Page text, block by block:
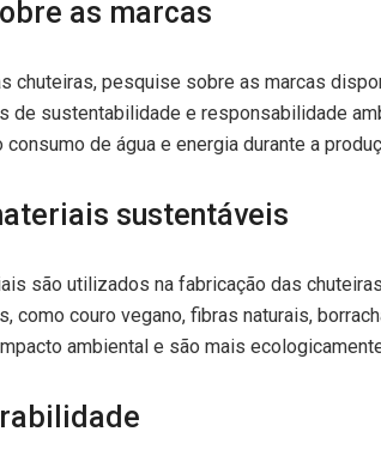
as marcas
chuteiras, pesquise sobre as marcas
de sustentabilidade e responsabilidade
de água e energia durante a
sustentáveis
são utilizados na fabricação das
como couro vegano, fibras naturais,
ambiental e são mais